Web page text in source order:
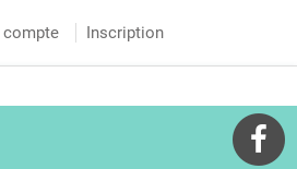
compte Inscription